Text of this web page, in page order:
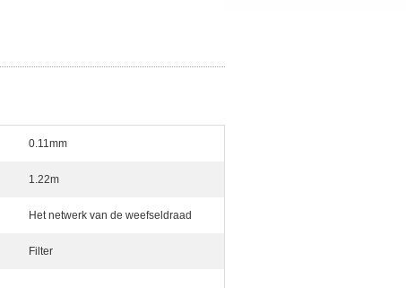
0.11mm
1.22m
Het netwerk van de weefseldraad
Filter